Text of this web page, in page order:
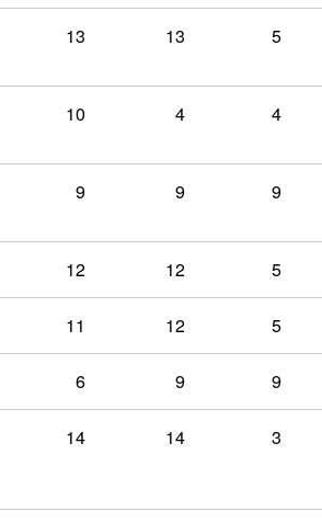
13 13 5
10 4 4
9 9 9
12 12 5
11 12 5
6 9 9
14 14 3